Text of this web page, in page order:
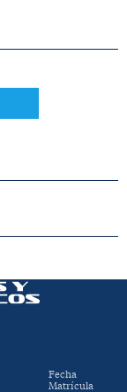
Fecha
Matrícula